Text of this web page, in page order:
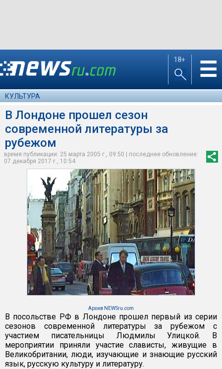
18+ ☰
КУЛЬТУРА
В Лондоне прошел сезон
современной литературы за
рубежом
время публикации: 25 марта 2005 г., 09:50 | последнее обновление:
07 декабря 2017 г., 10:54
Архив NEWSru.com
В посольстве РФ в Лондоне прошел первый из серии
сезонов современной литературы за рубежом с
участием писательницы Людмилы Улицкой. В
мероприятии приняли участие слависты, живущие в
Великобритании, люди, изучающие и знающие русский
язык, русскую культуру и литературу.